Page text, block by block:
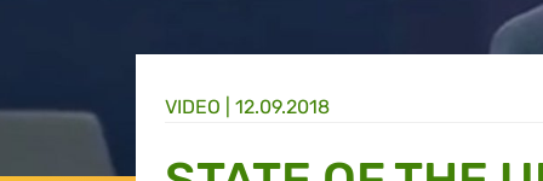
VIDEO | 12.09.2018